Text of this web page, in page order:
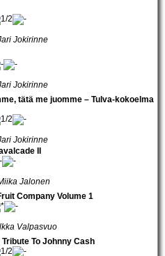
Jokirinne
Jokirinne
tätä me juomme – Tulva-kokoelma
Jokirinne
II
Jalonen
Company Volume 1
Valpasvuo
To Johnny Cash